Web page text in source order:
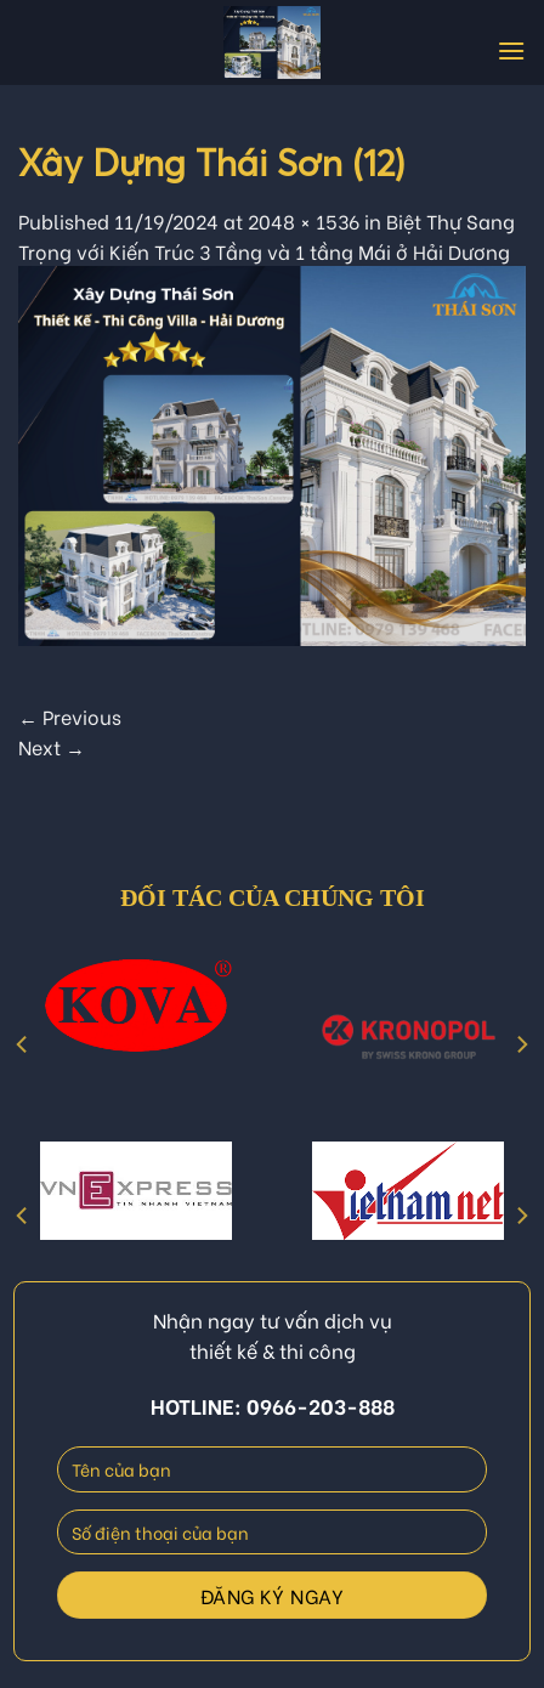
Xây Dựng Thái Sơn (12)
Published 11/19/2024 at 2048 × 1536 in Biệt Thự Sang
Trọng với Kiến Trúc 3 Tầng và 1 tầng Mái ở Hải Dương
← Previous
Next →
ĐỐI TÁC CỦA CHÚNG TÔI
Nhận ngay tư vấn dịch vụ
thiết kế & thi công
HOTLINE: 0966-203-888